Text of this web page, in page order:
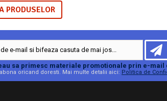
PRODUSELOR
sa primesc materiale promotionale prin e-mail
oricand doresti. Mai multe detalii aici: Politica de